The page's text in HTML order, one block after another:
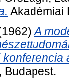
Akadémiai
A
Budapest.